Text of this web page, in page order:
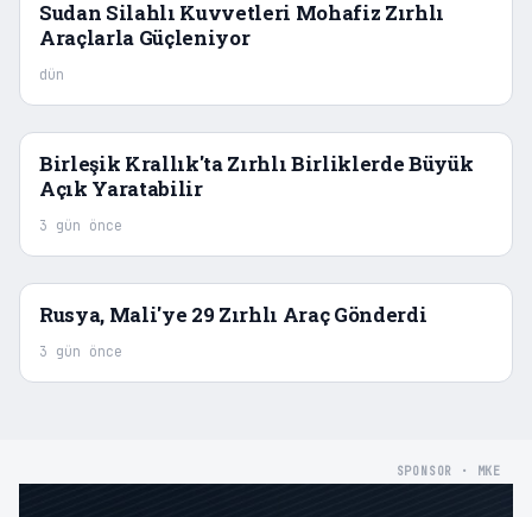
Sudan Silahlı Kuvvetleri Mohafiz Zırhlı
Araçlarla Güçleniyor
dün
Birleşik Krallık'ta Zırhlı Birliklerde Büyük
Açık Yaratabilir
3 gün önce
Rusya, Mali'ye 29 Zırhlı Araç Gönderdi
3 gün önce
SPONSOR · MKE